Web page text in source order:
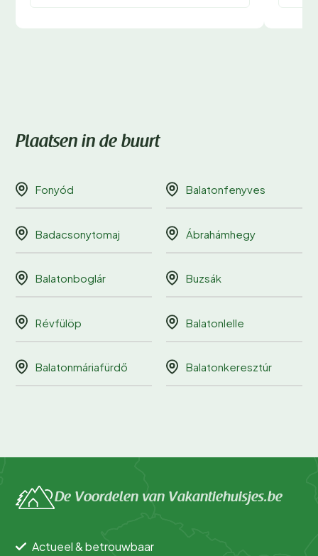
Plaatsen in de buurt
Fonyód Balatonfenyves
Badacsonytomaj Ábrahámhegy
Balatonboglár Buzsák
Révfülöp Balatonlelle
Balatonmáriafürdő Balatonkeresztúr
De Voordelen van Vakantiehuisjes.be
Actueel & betrouwbaar